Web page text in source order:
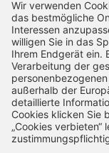
SSL-